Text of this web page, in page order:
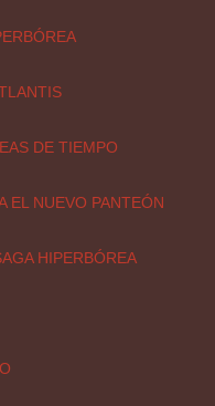
DE TIEMPO
EL NUEVO PANTEÓN
HIPERBÓREA